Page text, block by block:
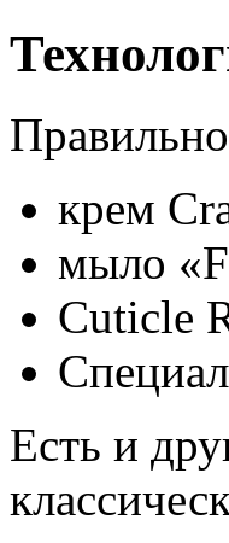
крем
мыло
Cuticle
Есть и